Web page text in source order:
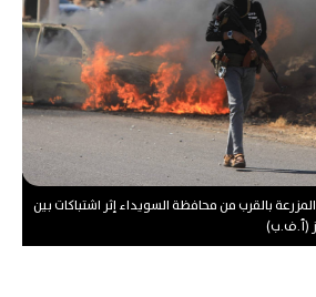
بالقرب من محافظة السويداء إثر اشتباكات بين
(أ.ف.ب)